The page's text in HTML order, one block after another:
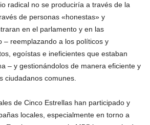
radical no se produciría a través de la
de personas «honestas» y
en el parlamento y en las
– reemplazando a los políticos y
egoístas e ineficientes que estaban
– y gestionándolos de manera eficiente y
ciudadanos comunes.
de Cinco Estrellas han participado y
locales, especialmente en torno a